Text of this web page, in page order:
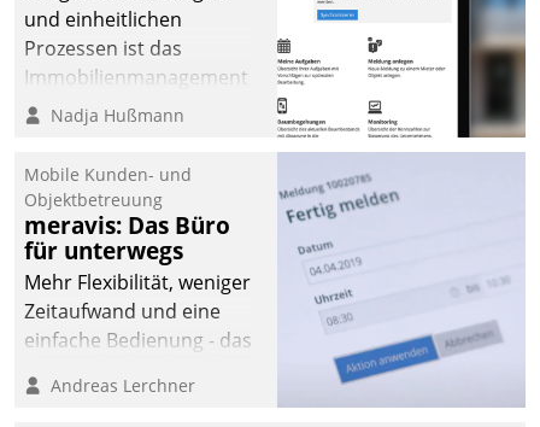
und einheitlichen
Prozessen ist das
Immobilienmanagement
der Bayerischen
Ressort Kapitalanlage für
künftige Aufgaben und
Herausforderungen
gerüstet.
Nadja Hußmann
Mobile Kunden- und
Objektbetreuung
meravis: Das Büro
für unterwegs
Mehr Flexibilität, weniger
Zeitaufwand und eine
einfache Bedienung - das
Cockpit für mobile
Andreas Lerchner